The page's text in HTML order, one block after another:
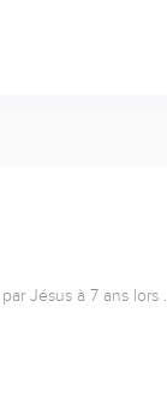
Jésus à 7 ans lors …